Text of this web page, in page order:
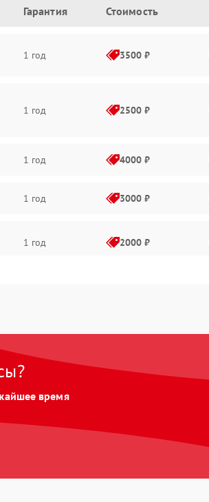
Гарантия Стоимость
1 год 3500 ₽
1 год 2500 ₽
1 год 4000 ₽
1 год 3000 ₽
1 год 2000 ₽
время